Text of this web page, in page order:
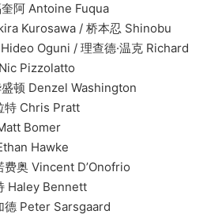
Antoine Fuqua
/ 桥本忍 Shinobu
Oguni / 理查德·温克 Richard
Pizzolatto
Denzel Washington
Pratt
Bomer
Hawke
Vincent D’Onofrio
Bennett
Sarsgaard